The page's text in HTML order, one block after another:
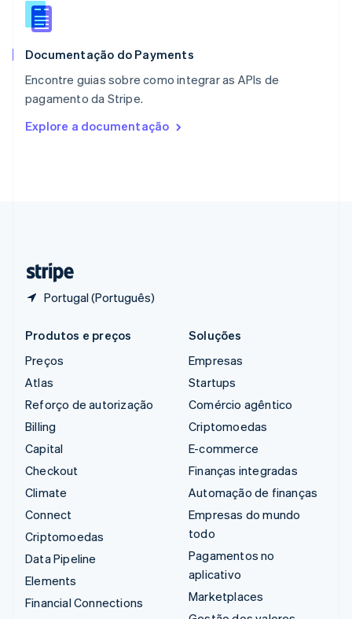
Documentação do Payments
Encontre guias sobre como integrar as APIs de
pagamento da Stripe.
Explore a documentação
Portugal (Português)
Português
RAE de Hong Kong, China
Reino Unido
República Tcheca
English
English
Produtos e preços
Preços
Atlas
Reforço de autorização
Billing
Capital
Checkout
Climate
Connect
Criptomoedas
Data Pipeline
Elements
Financial Connections
Soluções
Empresas
Startups
Comércio agêntico
Criptomoedas
E-commerce
Finanças integradas
Automação de finanças
Empresas do mundo
todo
Pagamentos no
aplicativo
Marketplaces